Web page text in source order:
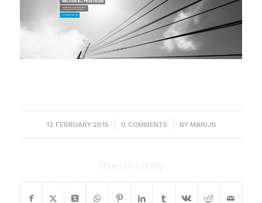
13 FEBRUARY 2015
/ 0 COMMENTS
/ BY MARIJN
Share this entry